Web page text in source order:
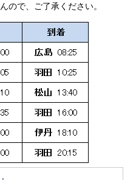
ので、ご了承ください。